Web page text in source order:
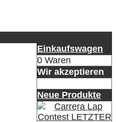
Einkaufswagen
0 Waren
Wir akzeptieren
Neue Produkte